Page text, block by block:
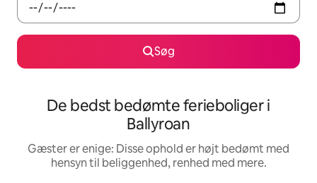
Søg
De bedst bedømte ferieboliger i
Ballyroan
Gæster er enige: Disse ophold er højt bedømt med
hensyn til beliggenhed, renhed med mere.